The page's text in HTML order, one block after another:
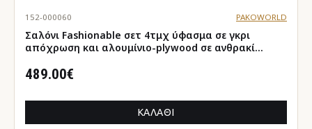
152-000060 PAKOWORLD
Σαλόνι Fashionable σετ 4τμχ ύφασμα σε γκρι
απόχρωση και αλουμίνιο-plywood σε ανθρακί
489.00€
ΚΑΛΆΘΙ